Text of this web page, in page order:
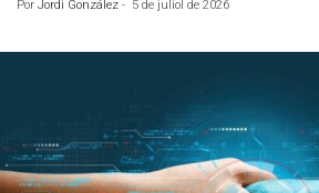
Por Jordi González - 5 de juliol de 2026